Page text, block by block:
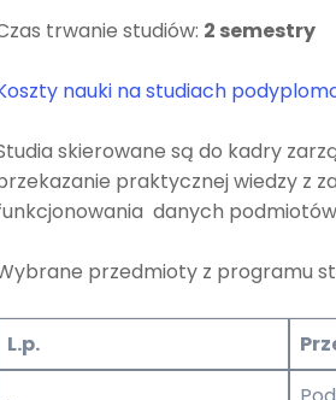
trwanie studiów: 2 semestry
nauki na studiach
skierowane są do kadry
praktycznej wiedzy z
danych
przedmioty z programu
L.p.